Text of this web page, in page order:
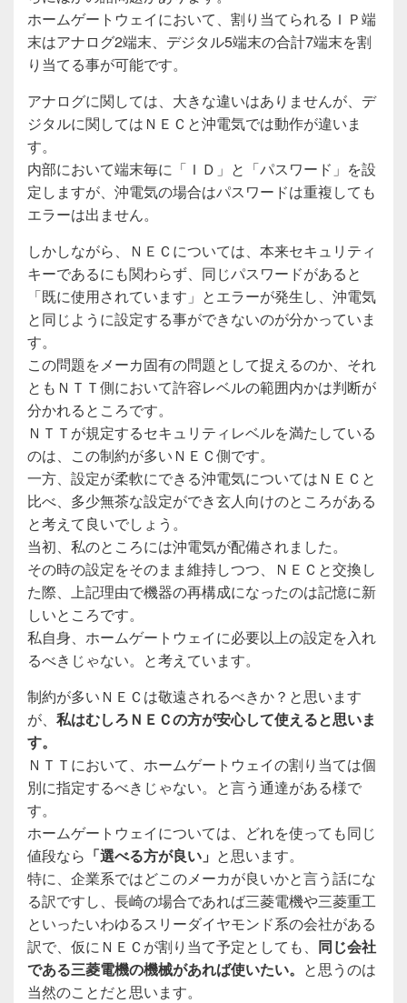
ホームゲートウェイにおいて、割り当てられるＩＰ端
末はアナログ2端末、デジタル5端末の合計7端末を割
り当てる事が可能です。
アナログに関しては、大きな違いはありませんが、デ
ジタルに関してはＮＥＣと沖電気では動作が違いま
す。
内部において端末毎に「ＩＤ」と「パスワード」を設
定しますが、沖電気の場合はパスワードは重複しても
エラーは出ません。
しかしながら、ＮＥＣについては、本来セキュリティ
キーであるにも関わらず、同じパスワードがあると
「既に使用されています」とエラーが発生し、沖電気
と同じように設定する事ができないのが分かっていま
す。
この問題をメーカ固有の問題として捉えるのか、それ
ともＮＴＴ側において許容レベルの範囲内かは判断が
分かれるところです。
ＮＴＴが規定するセキュリティレベルを満たしている
のは、この制約が多いＮＥＣ側です。
一方、設定が柔軟にできる沖電気についてはＮＥＣと
比べ、多少無茶な設定ができ玄人向けのところがある
と考えて良いでしょう。
当初、私のところには沖電気が配備されました。
その時の設定をそのまま維持しつつ、ＮＥＣと交換し
た際、上記理由で機器の再構成になったのは記憶に新
しいところです。
私自身、ホームゲートウェイに必要以上の設定を入れ
るべきじゃない。と考えています。
制約が多いＮＥＣは敬遠されるべきか？と思います
が、 私はむしろＮＥＣの方が安心して使えると思いま
す。
ＮＴＴにおいて、ホームゲートウェイの割り当ては個
別に指定するべきじゃない。と言う通達がある様で
す。
ホームゲートウェイについては、どれを使っても同じ
値段なら 「選べる方が良い」 と思います。
特に、企業系ではどこのメーカが良いかと言う話にな
る訳ですし、長崎の場合であれば三菱電機や三菱重工
といったいわゆるスリーダイヤモンド系の会社がある
訳で、仮にＮＥＣが割り当て予定としても、 同じ会社
である三菱電機の機械があれば使いたい。 と思うのは
当然のことだと思います。